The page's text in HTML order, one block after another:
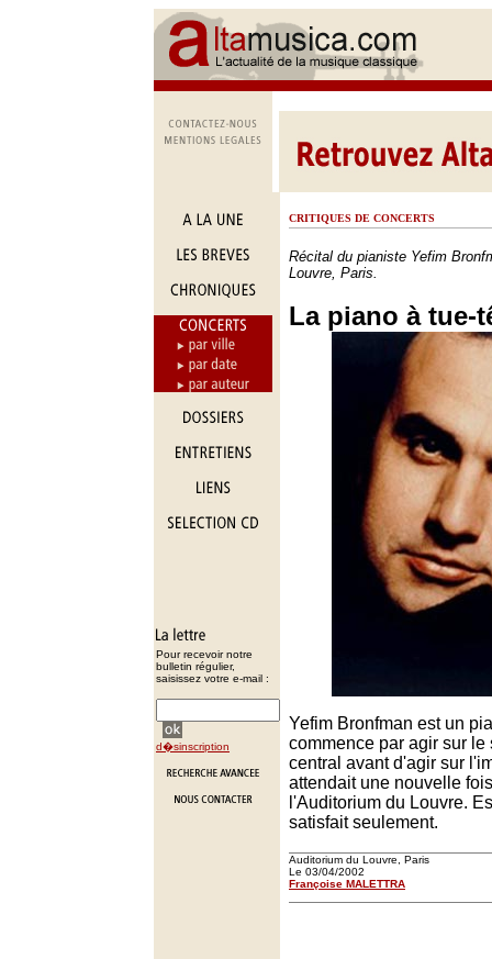
Pour recevoir notre
bulletin régulier,
saisissez votre e-mail :
d�sinscription
CRITIQUES DE CONCERTS
Récital du pianiste Yefim
Louvre, Paris.
La piano à tue-
Yefim Bronfman est un
commence par agir sur le
central avant d'agir sur
attendait une nouvelle
l'Auditorium du Louvre.
satisfait seulement.
Auditorium du Louvre, Paris
Le 03/04/2002
Françoise MALETTRA